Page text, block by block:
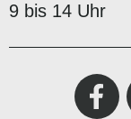
9 bis 14 Uhr